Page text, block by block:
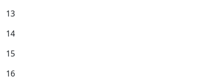
13
14
15
16